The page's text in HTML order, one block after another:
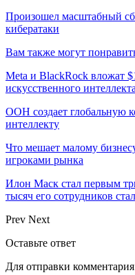
Произошел масштабный
кибератаки
Вам также могут
Meta и BlackRock вложат
искусственного интеллекта
ООН создает глобальную
интеллекту
Что мешает малому
игроками рынка
Илон Маск стал первым
тысяч его сотрудников
Prev Next
Оставьте ответ
Для отправки